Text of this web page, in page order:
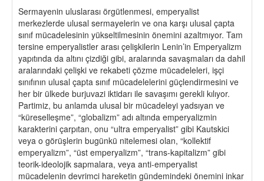
Sermayenin uluslarası örgütlenmesi, emperyalist
merkezlerde ulusal sermayelerin ve ona karşı ulusal çapta
sınıf mücadelesinin yükseltilmesinin önemini azaltmıyor. Tam
tersine emperyalistler arası çelişkilerin Lenin’in Emperyalizm
yapıtında da altını çizdiği gibi, aralarında savaşmaları da dahil
aralarındaki çelişki ve rekabeti çözme mücadeleleri, işçi
sınıfının ulusal çapta sınıf mücadelelerini güçlendirmesini ve
her bir ülkede burjuvazi iktidarı ile savaşımı gerekli kılıyor.
Partimiz, bu anlamda ulusal bir mücadeleyi yadsıyan ve
“küreselleşme”, “globalizm” adı altında emperyalizmin
karakterini çarpıtan, onu “ultra emperyalist” gibi Kautskici
veya o görüşlerin bugünkü nitelemesi olan, “kollektif
emperyalizm”, “üst emperyalizm”, “trans-kapitalizm” gibi
teorik-ideolojik sapmalara, veya anti-emperyalist
mücadelenin devrimci hareketin gündemindeki önemini inkar